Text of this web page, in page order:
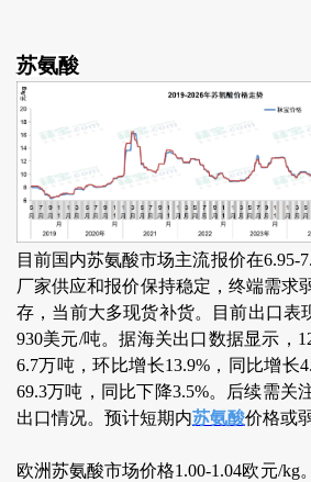
苏氨酸
目前国内苏氨酸市场主流报价在6.95-
厂家供应和报价保持稳定，终端需求
存，当前大多现货补货。目前出口表
930美元/吨。据海关出口数据显示，
6.7万吨，环比增长13.9%，同比增长
69.3万吨，同比下降3.5%。后续需关
出口情况。预计短期内苏氨酸价格或
欧洲苏氨酸市场价格1.00-1.04欧元/kg